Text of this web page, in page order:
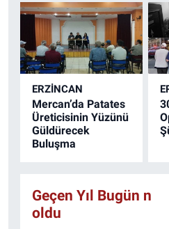
Orman ve İnsan
Fotoğraf Yarışması
için başvurular 31
Ağustos 2026'ya kadar
1 milyon 735 bin lira
ödülün dağıtılacağı
yarışmaya
Erzincan'daki fotoğraf
ERZINCAN
Mercan’da Patates
Üreticisinin Yüzünü
Güldürecek
Buluşma
Geçen Yıl Bugün n
oldu